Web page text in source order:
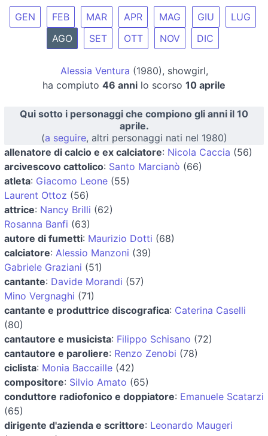
GEN FEB MAR APR MAG GIU
LUG
AGO
SET OTT NOV DIC
Alessia Ventura (1980), showgirl,
ha compiuto 46 anni lo scorso 10 aprile
Qui sotto i personaggi che compiono gli anni il 10
aprile.
(a seguire, altri personaggi nati nel 1980)
allenatore di calcio e ex calciatore: Nicola Caccia (56)
arcivescovo cattolico: Santo Marcianò (66)
atleta: Giacomo Leone (55)
Laurent Ottoz (56)
attrice: Nancy Brilli (62)
Rosanna Banfi (63)
autore di fumetti: Maurizio Dotti (68)
calciatore: Alessio Manzoni (39)
Gabriele Graziani (51)
cantante: Davide Morandi (57)
Mino Vergnaghi (71)
cantante e produttrice discografica: Caterina Caselli
(80)
cantautore e musicista: Filippo Schisano (72)
cantautore e paroliere: Renzo Zenobi (78)
ciclista: Monia Baccaille (42)
compositore: Silvio Amato (65)
conduttore radiofonico e doppiatore: Emanuele Scatarzi
(65)
dirigente d'azienda e scrittore: Leonardo Maugeri